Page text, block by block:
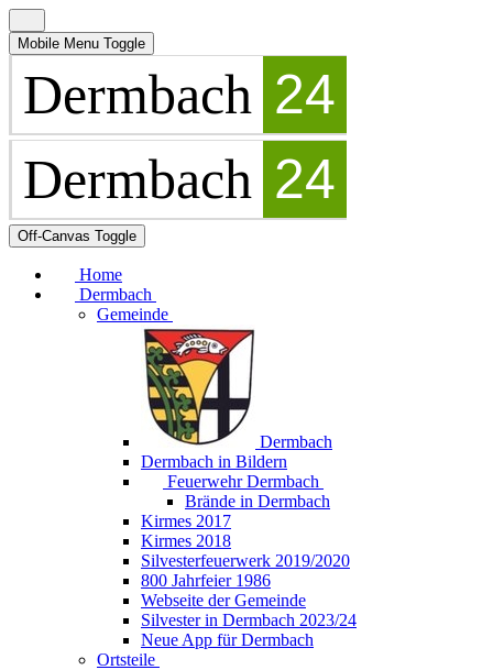
Mobile Menu Toggle
Off-Canvas Toggle
Home
Dermbach
Gemeinde
Dermbach
Dermbach in Bildern
Feuerwehr Dermbach
Brände in Dermbach
Kirmes 2017
Kirmes 2018
Silvesterfeuerwerk 2019/2020
800 Jahrfeier 1986
Webseite der Gemeinde
Silvester in Dermbach 2023/24
Neue App für Dermbach
Ortsteile